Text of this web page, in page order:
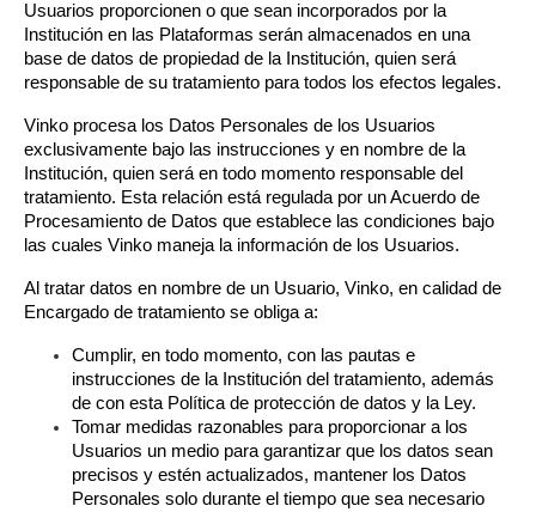
Usuarios proporcionen o que sean incorporados por la
Institución en las Plataformas serán almacenados en una
base de datos de propiedad de la Institución, quien será
responsable de su tratamiento para todos los efectos legales.
Vinko procesa los Datos Personales de los Usuarios
exclusivamente bajo las instrucciones y en nombre de la
Institución, quien será en todo momento responsable del
tratamiento. Esta relación está regulada por un Acuerdo de
Procesamiento de Datos que establece las condiciones bajo
las cuales Vinko maneja la información de los Usuarios.
Al tratar datos en nombre de un Usuario, Vinko, en calidad de
Encargado de tratamiento se obliga a:
Cumplir, en todo momento, con las pautas e
instrucciones de la Institución del tratamiento, además
de con esta Política de protección de datos y la Ley.
Tomar medidas razonables para proporcionar a los
Usuarios un medio para garantizar que los datos sean
precisos y estén actualizados, mantener los Datos
Personales solo durante el tiempo que sea necesario